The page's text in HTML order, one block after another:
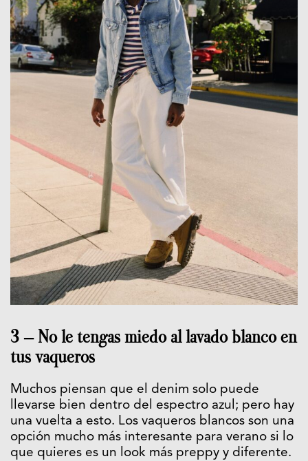
3 – No le tengas miedo al lavado blanco en
tus vaqueros
Muchos piensan que el denim solo puede
llevarse bien dentro del espectro azul; pero hay
una vuelta a esto. Los vaqueros blancos son una
opción mucho más interesante para verano si lo
que quieres es un look más preppy y diferente.